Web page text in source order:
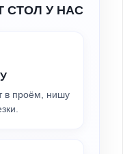
СТОЛ У НАС
в проём, нишу